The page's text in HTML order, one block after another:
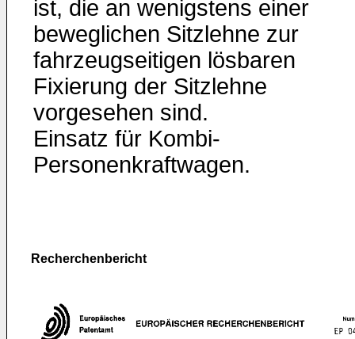
ist, die an wenigstens einer
beweglichen Sitzlehne zur
fahrzeugseitigen lösbaren
Fixierung der Sitzlehne
vorgesehen sind.
Einsatz für Kombi-
Personenkraftwagen.
Recherchenbericht